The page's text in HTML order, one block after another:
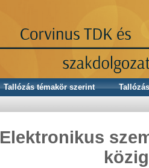
Tallózás témakör szerint
Elektronikus